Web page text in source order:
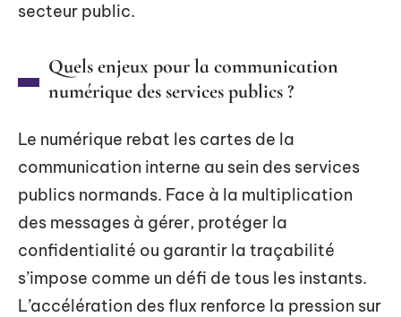
secteur public.
Quels enjeux pour la communication
numérique des services publics ?
Le numérique rebat les cartes de la
communication interne au sein des services
publics normands. Face à la multiplication
des messages à gérer, protéger la
confidentialité ou garantir la traçabilité
s’impose comme un défi de tous les instants.
L’accélération des flux renforce la pression sur